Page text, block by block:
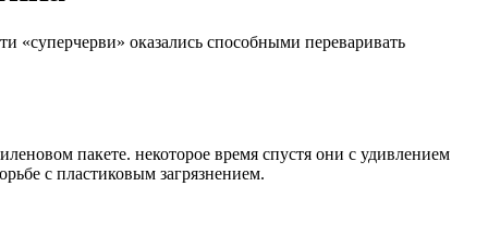
«суперчерви» оказались способными переваривать
пакете. некоторое время спустя они с удивлением
с пластиковым загрязнением.